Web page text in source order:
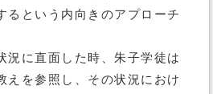
るという内向きのアプローチ
況に直面した時、朱子学徒は
えを参照し、その状況におけ